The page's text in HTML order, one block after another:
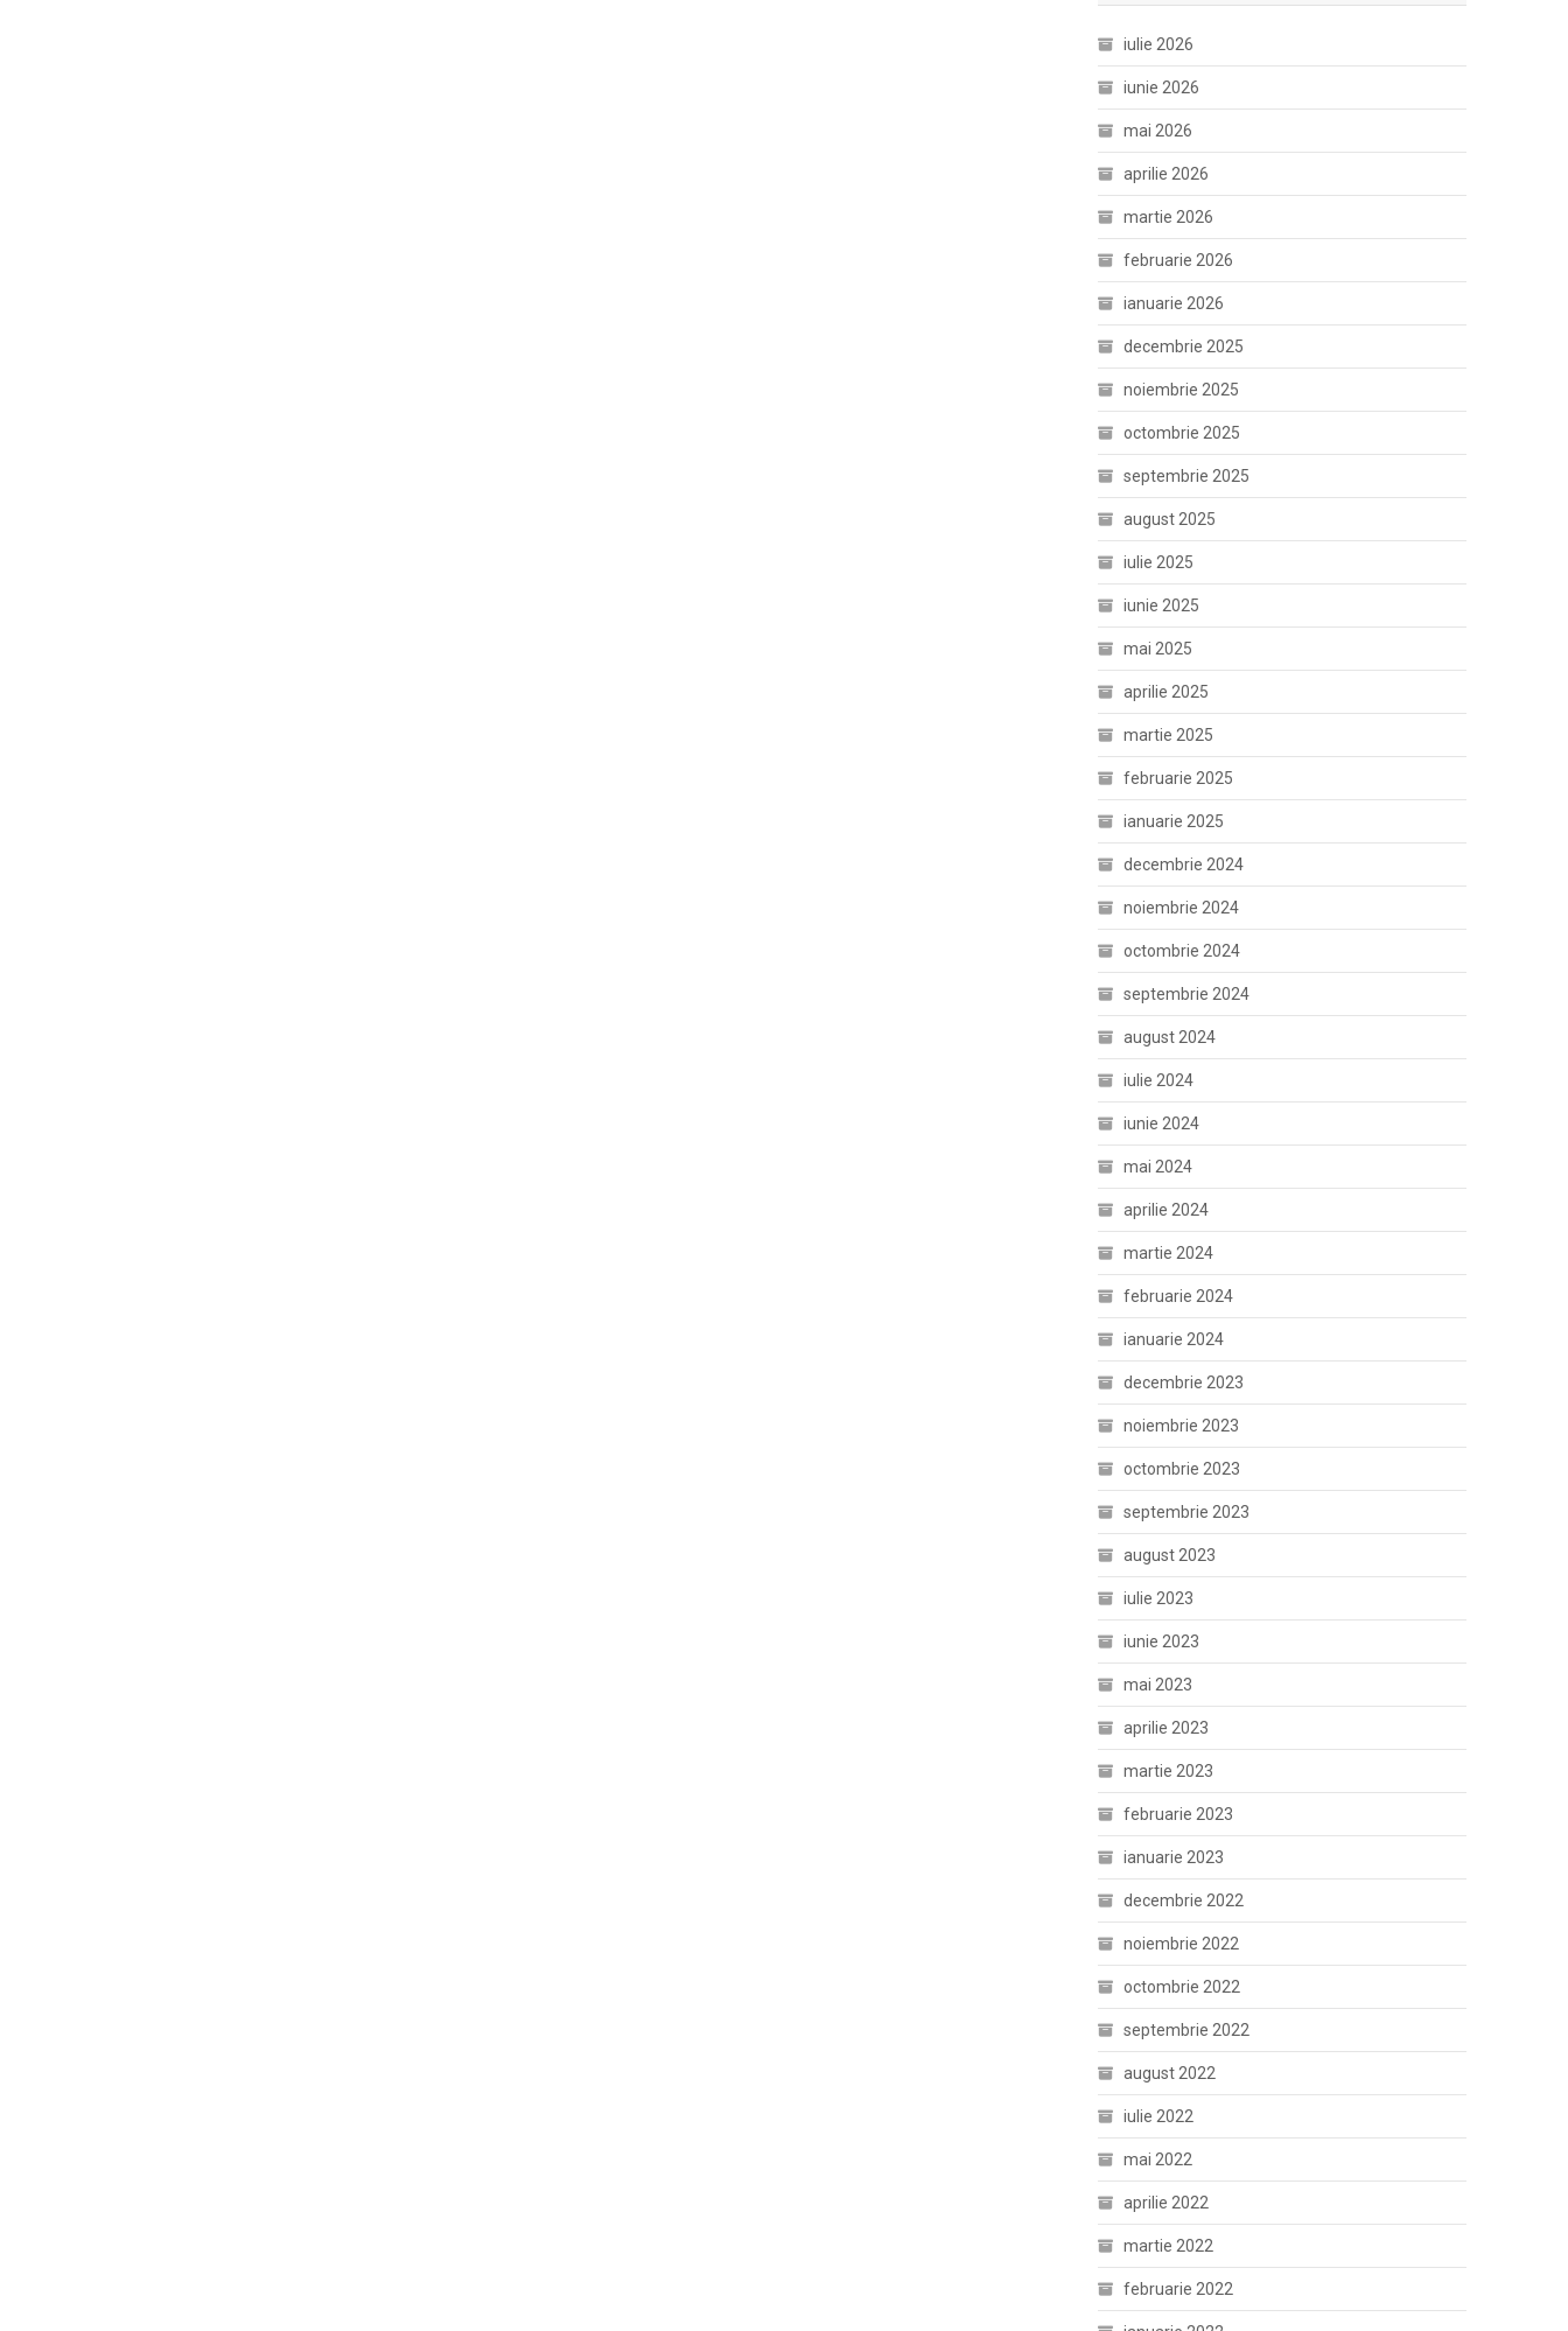
iulie 2026
iunie 2026
mai 2026
aprilie 2026
martie 2026
februarie 2026
ianuarie 2026
decembrie 2025
noiembrie 2025
octombrie 2025
septembrie 2025
august 2025
iulie 2025
iunie 2025
mai 2025
aprilie 2025
martie 2025
februarie 2025
ianuarie 2025
decembrie 2024
noiembrie 2024
octombrie 2024
septembrie 2024
august 2024
iulie 2024
iunie 2024
mai 2024
aprilie 2024
martie 2024
februarie 2024
ianuarie 2024
decembrie 2023
noiembrie 2023
octombrie 2023
septembrie 2023
august 2023
iulie 2023
iunie 2023
mai 2023
aprilie 2023
martie 2023
februarie 2023
ianuarie 2023
decembrie 2022
noiembrie 2022
octombrie 2022
septembrie 2022
august 2022
iulie 2022
mai 2022
aprilie 2022
martie 2022
februarie 2022